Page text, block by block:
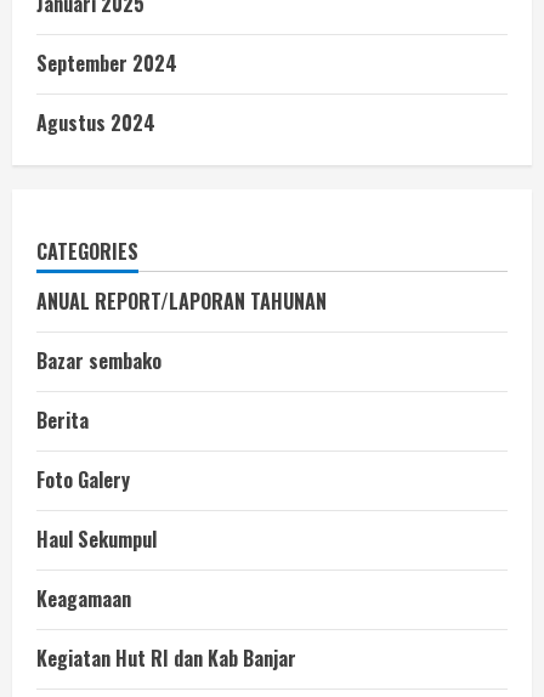
September 2024
Agustus 2024
CATEGORIES
ANUAL REPORT/LAPORAN TAHUNAN
Bazar sembako
Berita
Foto Galery
Haul Sekumpul
Keagamaan
Kegiatan Hut RI dan Kab Banjar